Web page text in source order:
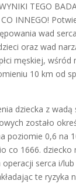
TEGO
INNEGO!
wad
oraz wad
męskiej, wśród
10 km od
dziecka z wadą
zostało
poziomie 0,6 na
co 1666. dziecko
serca i/
te ryzyka